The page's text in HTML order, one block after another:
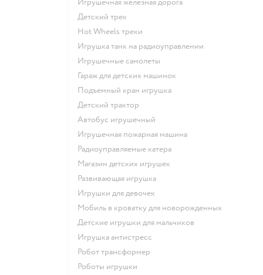
Детский трек
Hot Wheels треки
Игрушка танк на радиоуправлении
Игрушечные самолеты
Гараж для детских машинок
Подъемный кран игрушка
Детский трактор
Автобус игрушечный
Игрушечная пожарная машина
Радиоуправляемые катера
Магазин детских игрушек
Развивающая игрушка
Игрушки для девочек
Мобиль в кроватку для новорожденных
Детские игрушки для мальчиков
Игрушка антистресс
Робот трансформер
Роботы игрушки